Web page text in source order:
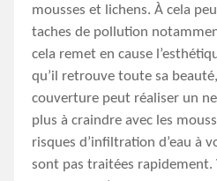
mousses et lichens. À cela
taches de pollution
cela remet en cause
qu’il retrouve toute sa
couverture peut réaliser un
plus à craindre avec les
risques d’infiltration d’eau à
sont pas traitées